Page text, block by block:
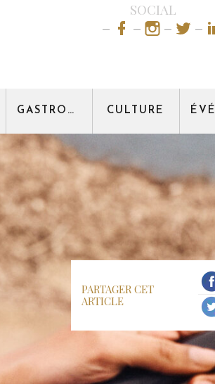
SOCIAL
GASTRONOMIE CULTURE
PARTAGER CET
ARTICLE